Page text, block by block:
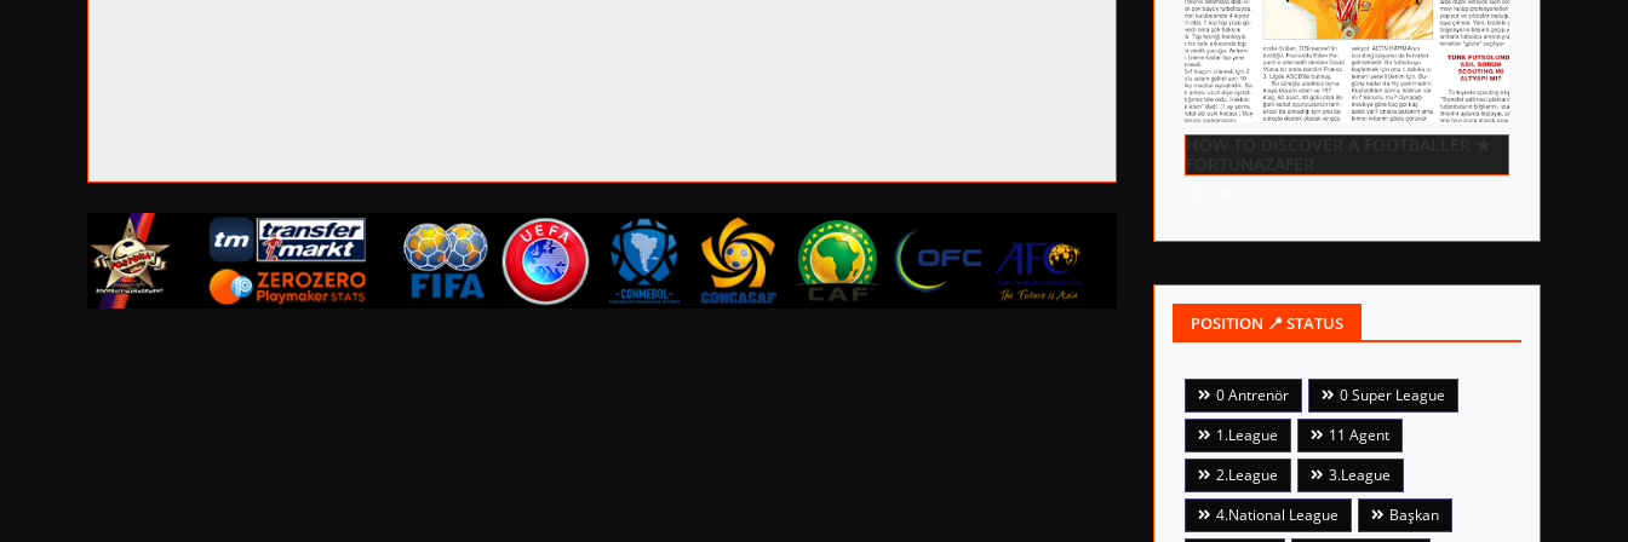
POSITION 📍 STATUS
0 Antrenör
0 Super League
1.League
11 Agent
2.League
3.League
4.National League
Başkan